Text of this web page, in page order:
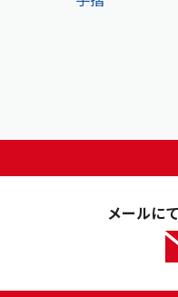
メールに